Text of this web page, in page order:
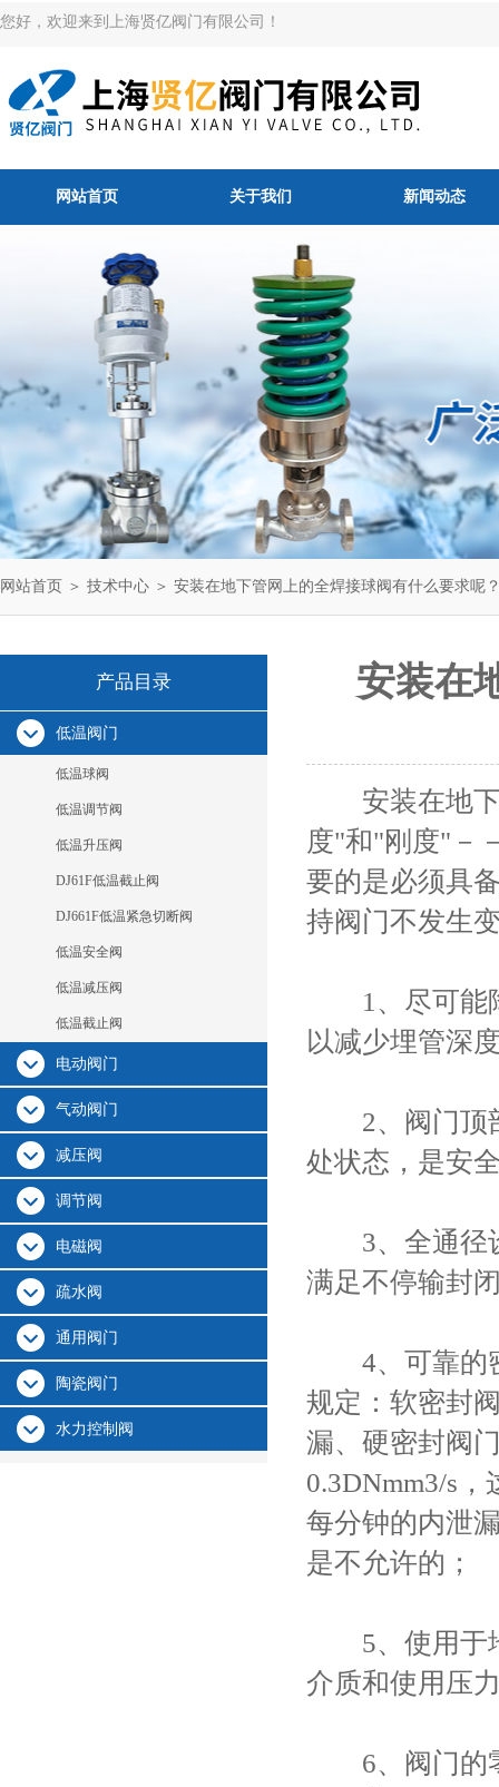
您好，欢迎来到上海贤亿阀门有限公司！
网站首页 关于我们 新闻动态
网站首页 ＞ 技术中心 ＞ 安装在地下管网上的全焊接球阀有什么要求呢
产品目录
低温阀门
低温球阀
低温调节阀
低温升压阀
DJ61F低温截止阀
DJ661F低温紧急切断阀
低温安全阀
低温减压阀
低温截止阀
电动阀门
气动阀门
减压阀
调节阀
电磁阀
疏水阀
通用阀门
陶瓷阀门
水力控制阀
安装在
安装在地下
度"和"刚度"－
要的是必须具
持阀门不发生
1、尽可能降
以减少埋管深
2、阀门顶部
处状态，是安
3、全通径设
满足不停输封
4、可靠的密
规定：软密封
漏、硬密封阀
0.3DNmm3/s
每分钟的内泄
是不允许的；
5、使用于地
介质和使用压
6、阀门的零